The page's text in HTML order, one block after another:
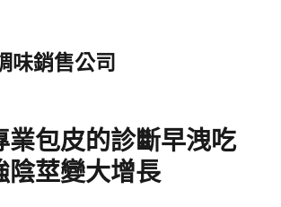
味銷售公司
業包皮的診斷早洩吃
陰莖變大增長